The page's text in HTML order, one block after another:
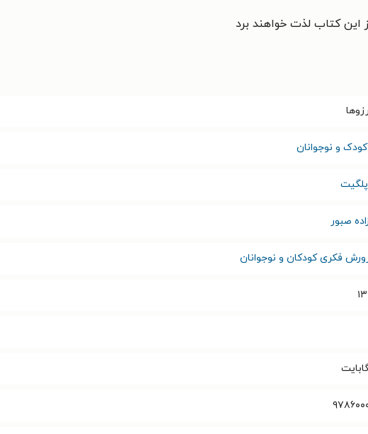
این کتاب لذت خواهند برد
و نوجوانان
صبور
فکری کودکان و نوجوانان